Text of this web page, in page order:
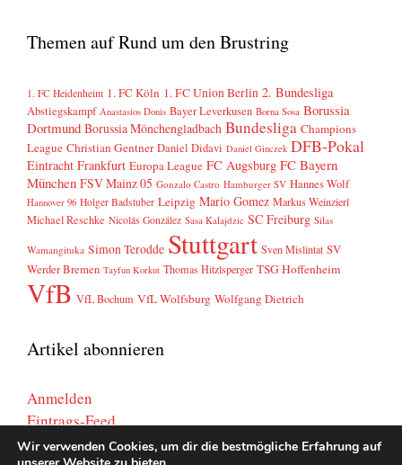
Themen auf Rund um den Brustring
1. FC Heidenheim 1. FC Köln 1. FC Union Berlin 2. Bundesliga
Abstiegskampf Anastasios Donis Bayer Leverkusen Borna Sosa Borussia
Dortmund Borussia Mönchengladbach Bundesliga Champions
League Christian Gentner Daniel Didavi Daniel Ginczek DFB-Pokal
Eintracht Frankfurt Europa League FC Augsburg FC Bayern
München FSV Mainz 05 Gonzalo Castro Hamburger SV Hannes Wolf
Hannover 96 Holger Badstuber Leipzig Mario Gomez Markus Weinzierl
Michael Reschke Nicolás González Sasa Kalajdzic SC Freiburg Silas
Wamangituka Simon Terodde Stuttgart Sven Mislintat SV
Werder Bremen Tayfun Korkut Thomas Hitzlsperger TSG Hoffenheim
VfB VfL Bochum VfL Wolfsburg Wolfgang Dietrich
Artikel abonnieren
Anmelden
Eintrags-Feed
Kommentar-Feed
Wir verwenden Cookies, um dir die bestmögliche Erfahrung auf